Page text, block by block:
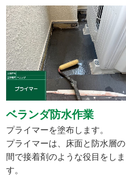
ベランダ防水作業
プライマーを塗布します。
プライマーは、床面と防水層の
間で接着剤のような役目をしま
す。